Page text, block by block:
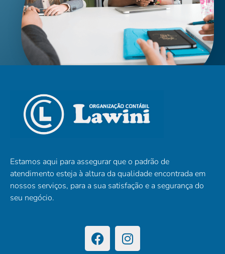
Estamos aqui para assegurar que o padrão de
atendimento esteja à altura da qualidade encontrada em
nossos serviços, para a sua satisfação e a segurança do
seu negócio.